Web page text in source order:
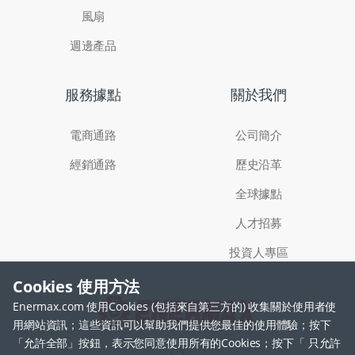
Cookies 使用方法
Enermax.com 使用Cookies (包括來自第三方的) 收集關於使用者使
用網站資訊；這些資訊可以幫助我們提供您最佳的使用體驗；按下
「允許全部」按鈕，表示您同意使用所有的Cookies；按下「 只允許
風扇
週邊產品
服務據點
電商通路
經銷通路
關於我們
公司簡介
歷史沿革
全球據點
人才招募
投資人專區